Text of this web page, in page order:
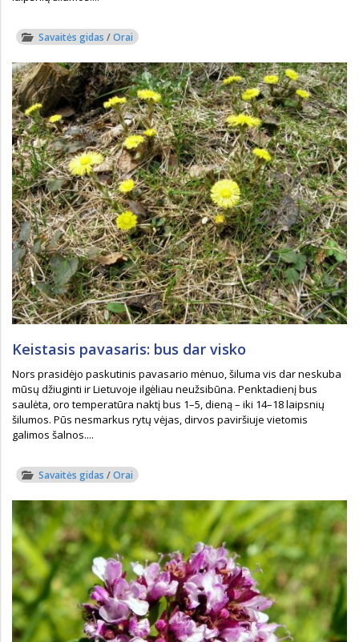
Savaitės gidas /Orai
Keistasis pavasaris: bus dar visko
Nors prasidėjo paskutinis pavasario mėnuo, šiluma vis dar neskuba
mūsų džiuginti ir Lietuvoje ilgėliau neužsibūna. Penktadienį bus
saulėta, oro temperatūra naktį bus 1–5, dieną – iki 14–18 laipsnių
šilumos. Pūs nesmarkus rytų vėjas, dirvos paviršiuje vietomis
galimos šalnos....
Savaitės gidas /Orai